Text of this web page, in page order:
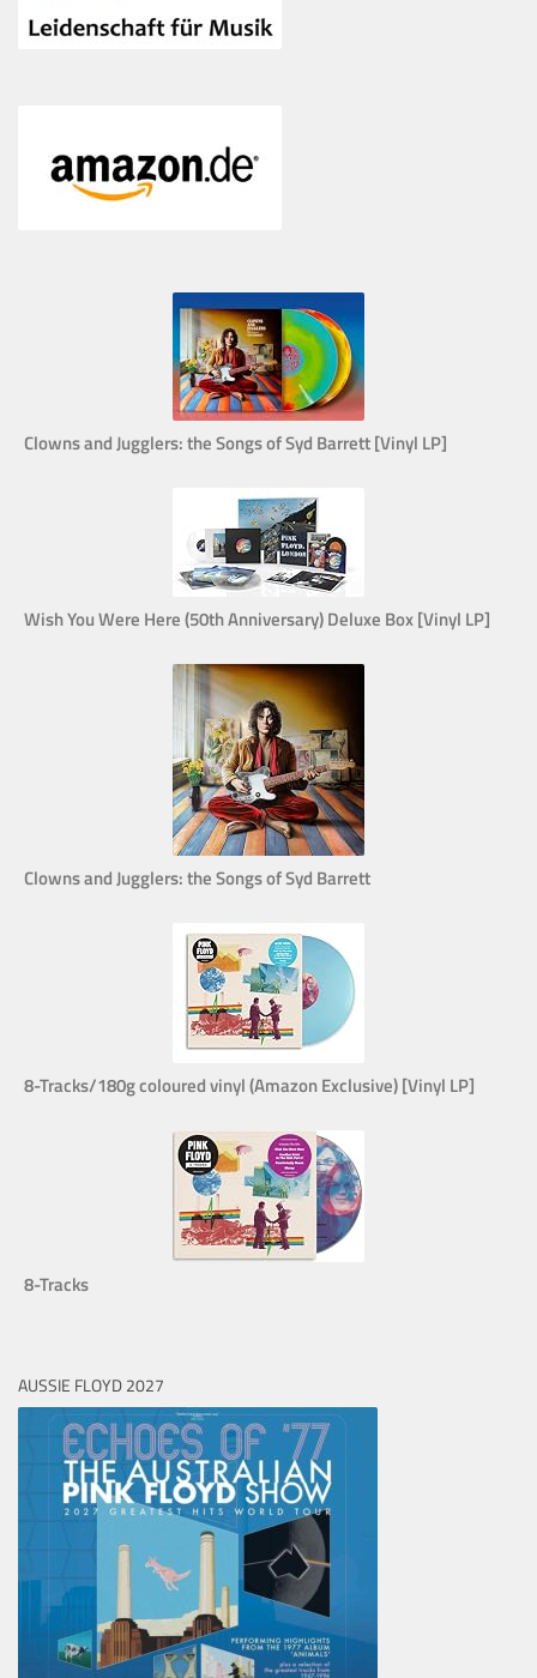
Clowns and Jugglers: the Songs of Syd Barrett [Vinyl LP]
Wish You Were Here (50th Anniversary) Deluxe Box [Vinyl LP]
Clowns and Jugglers: the Songs of Syd Barrett
8-Tracks/180g coloured vinyl (Amazon Exclusive) [Vinyl LP]
8-Tracks
AUSSIE FLOYD 2027